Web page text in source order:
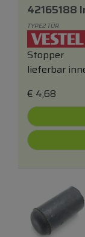
42165188
TYPE2 TÜR
Stopper
lieferbar
€ 4,68